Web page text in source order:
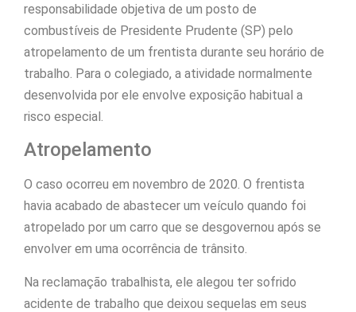
responsabilidade objetiva de um posto de
combustíveis de Presidente Prudente (SP) pelo
atropelamento de um frentista durante seu horário de
trabalho. Para o colegiado, a atividade normalmente
desenvolvida por ele envolve exposição habitual a
risco especial.
Atropelamento
O caso ocorreu em novembro de 2020. O frentista
havia acabado de abastecer um veículo quando foi
atropelado por um carro que se desgovernou após se
envolver em uma ocorrência de trânsito.
Na reclamação trabalhista, ele alegou ter sofrido
acidente de trabalho que deixou sequelas em seus